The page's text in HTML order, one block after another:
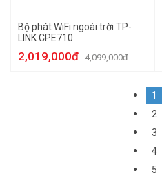
Bộ phát WiFi ngoài trời TP-
LINK CPE710
2,019,000đ 4,099,000đ
1
2
3
4
5